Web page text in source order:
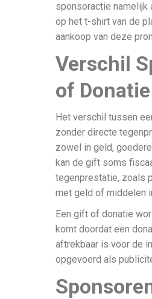
sponsoractie namelijk
op het t-shirt van de
aankoop van deze
Verschil
of Donatie
Het verschil tussen
zonder directe
zowel in geld,
kan de gift soms
tegenprestatie, zoals
met geld of middelen
Een gift of donatie
komt doordat een
aftrekbaar is voor de
opgevoerd als